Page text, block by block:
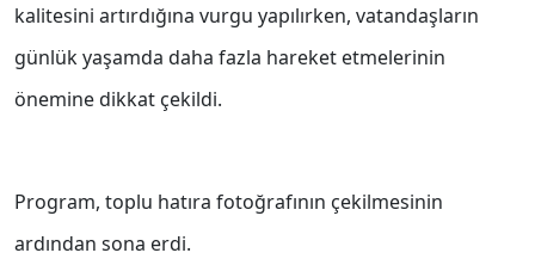
kalitesini artırdığına vurgu yapılırken, vatandaşların
günlük yaşamda daha fazla hareket etmelerinin
önemine dikkat çekildi.
Program, toplu hatıra fotoğrafının çekilmesinin
ardından sona erdi.